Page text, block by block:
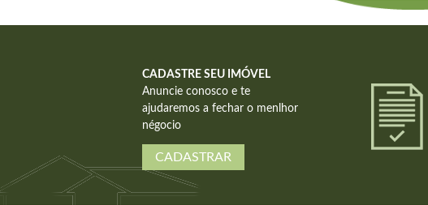
CADASTRE SEU IMÓVEL
Anuncie conosco e te
ajudaremos a fechar o menlhor
négocio
CADASTRAR